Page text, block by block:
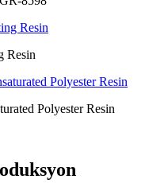
Resin
Polyester Resin